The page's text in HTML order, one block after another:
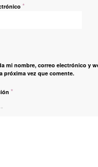
*
mi nombre, correo electrónico y
próxima vez que comente.
*